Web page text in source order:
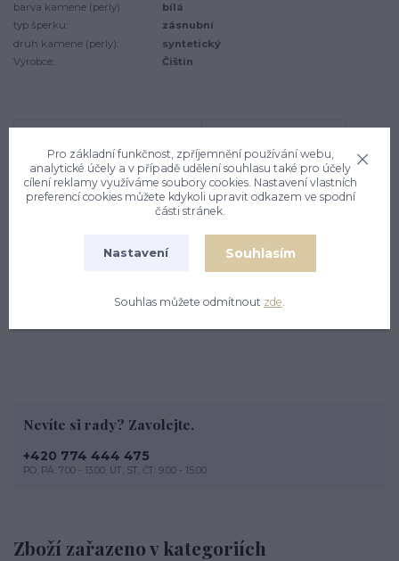
barva kamene (perly):
bílá
typ šperku:
zásnubní
druh kamene (perly):
syntetický
Výrobce:
Čištín
Kompletní specifikace
Prstýnek ze žlutého zlata je zdoben čirými zirkony o
průměru 2,5 mm a 4,5 mm. Materiál je zlato 585/1000.
Orientační váha prstenu ve velikosti 54 je 2,44 g. Je vhodný i
jako zásnubní prsten.
Zboží zařazeno v kategoriích
Nevíte si rady? Zavolejte.
+420 774 444 475
PO, PÁ: 7.00 - 13.00, ÚT, ST, ČT: 9.00 - 15.00
Pro základní funkčnost, zpříjemnění používání webu,
analytické účely a v případě udělení souhlasu také pro účely
cílení reklamy využíváme soubory cookies. Nastavení vlastních
preferencí cookies můžete kdykoli upravit odkazem ve spodní
části stránek.
Nastavení Souhlasím
Souhlas můžete odmítnout zde.